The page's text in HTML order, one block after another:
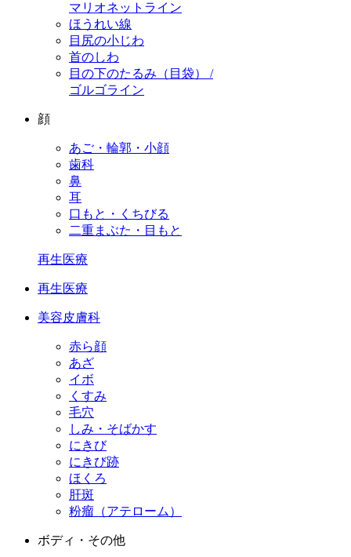
マリオネットライン
ほうれい線
目尻の小じわ
首のしわ
目の下のたるみ（目袋） /
ゴルゴライン
顔
あご・輪郭・小顔
歯科
鼻
耳
口もと・くちびる
二重まぶた・目もと
再生医療
再生医療
美容皮膚科
赤ら顔
あざ
イボ
くすみ
毛穴
しみ・そばかす
にきび
にきび跡
ほくろ
肝斑
粉瘤（アテローム）
ボディ・その他